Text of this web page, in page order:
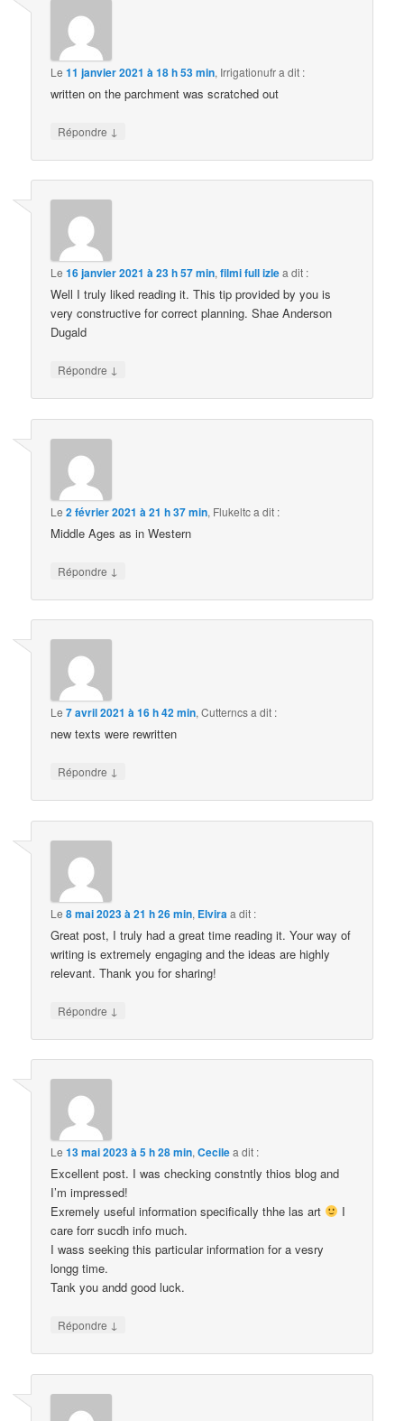
Le11 janvier 2021 à 18 h 53 min, Irrigationufra dit :
written on the parchment was scratched out
Répondre ↓
Le16 janvier 2021 à 23 h 57 min,filmi full izlea dit :
Well I truly liked reading it. This tip provided by you is
very constructive for correct planning. Shae Anderson
Dugald
Répondre ↓
Le2 février 2021 à 21 h 37 min, Flukeltca dit :
Middle Ages as in Western
Répondre ↓
Le7 avril 2021 à 16 h 42 min,Cutterncsa dit :
new texts were rewritten
Répondre ↓
Le8 mai 2023 à 21 h 26 min, Elviraa dit :
Great post, I truly had a great time reading it. Your way of
writing is extremely engaging and the ideas are highly
relevant. Thank you for sharing!
Répondre ↓
Le13 mai 2023 à 5 h 28 min,Cecilea dit :
Excellent post. I was checking constntly thios blog and
I’m impressed!
Exremely useful information specifically thhe las art
I
care forr sucdh info much.
I wass seeking this particular information for a vesry
longg time.
Tank you andd good luck.
Répondre ↓